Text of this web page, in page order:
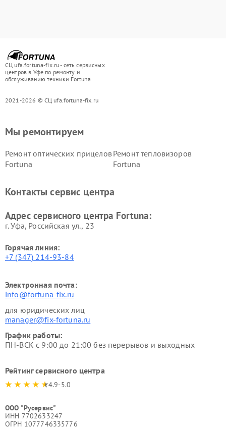
СЦ ufa.fortuna-fix.ru - сеть сервисных
центров в Уфе по ремонту и
обслуживанию техники Fortuna
2021-2026 © СЦ ufa.fortuna-fix.ru
Мы ремонтируем
Ремонт оптических прицелов
Fortuna
Ремонт тепловизоров
Fortuna
Контакты сервис центра
Адрес сервисного центра Fortuna:
г. Уфа, Российская ул., 23
Горячая линия:
+7 (347) 214-93-84
Электронная почта:
info@fortuna-fix.ru
для юридических лиц
manager@fix-fortuna.ru
График работы:
ПН-ВСК с 9:00 до 21:00 без перерывов и выходных
Рейтинг сервисного центра
4.9-5.0
ООО "Русервис"
ИНН 7702633247
ОГРН 1077746335776